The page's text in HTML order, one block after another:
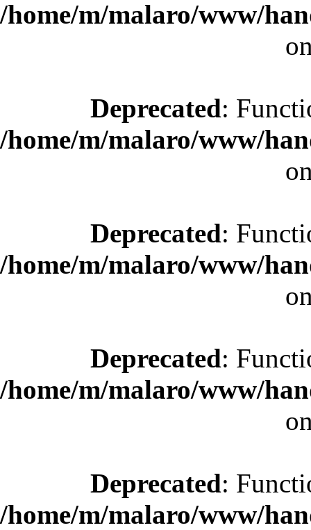
/home/m/malaro/www/
Deprecated:
/home/m/malaro/www/
Deprecated:
/home/m/malaro/www/
Deprecated:
/home/m/malaro/www/
Deprecated:
/home/m/malaro/www/